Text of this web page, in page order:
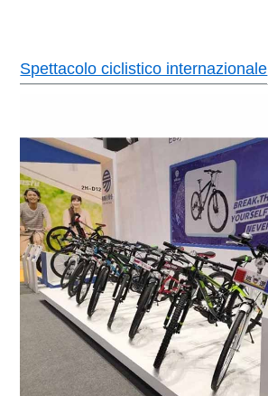
Spettacolo ciclistico internazionale